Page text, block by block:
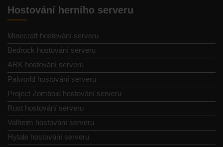
Hostování herního serveru
Minecraft hostování serveru
Bedrock hostování serveru
ARK hostování serveru
Palworld hostování serveru
Project Zomboid hostování serveru
Rust hostování serveru
Valheim hostování serveru
Hytale hostování serveru